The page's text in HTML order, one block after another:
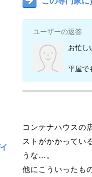
ユーザーの返答
お忙し
平屋で
コンテナハウスの
ストがかかってい
うな…。
他にこういったも